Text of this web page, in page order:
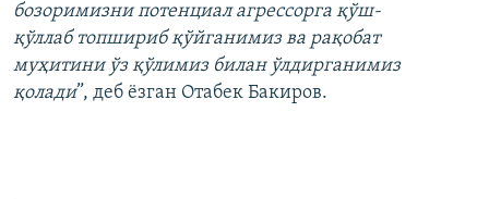
бозоримизни потенциал агрессорга қўш-
қўллаб топшириб қўйганимиз ва рақобат
муҳитини ўз қўлимиз билан ўлдирганимиз
қолади”, деб ёзган Отабек Бакиров.